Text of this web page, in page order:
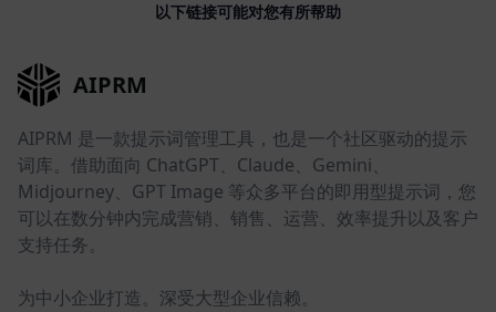
以下链接可能对您有所帮助
AIPRM
AIPRM 是一款提示词管理工具，也是一个社区驱动的提示
词库。借助面向 ChatGPT、Claude、Gemini、
Midjourney、GPT Image 等众多平台的即用型提示词，您
可以在数分钟内完成营销、销售、运营、效率提升以及客户
支持任务。
为中小企业打造。深受大型企业信赖。